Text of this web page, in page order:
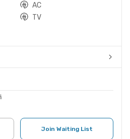
AC
TV
Join Waiting List